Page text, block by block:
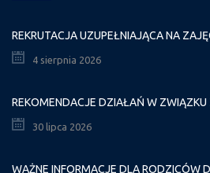
4 sierpnia 2026
REKOMENDACJE DZIAŁAŃ W ZWIĄZKU
30 lipca 2026